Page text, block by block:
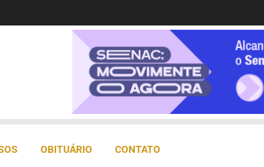
OBITUÁRIO CONTATO